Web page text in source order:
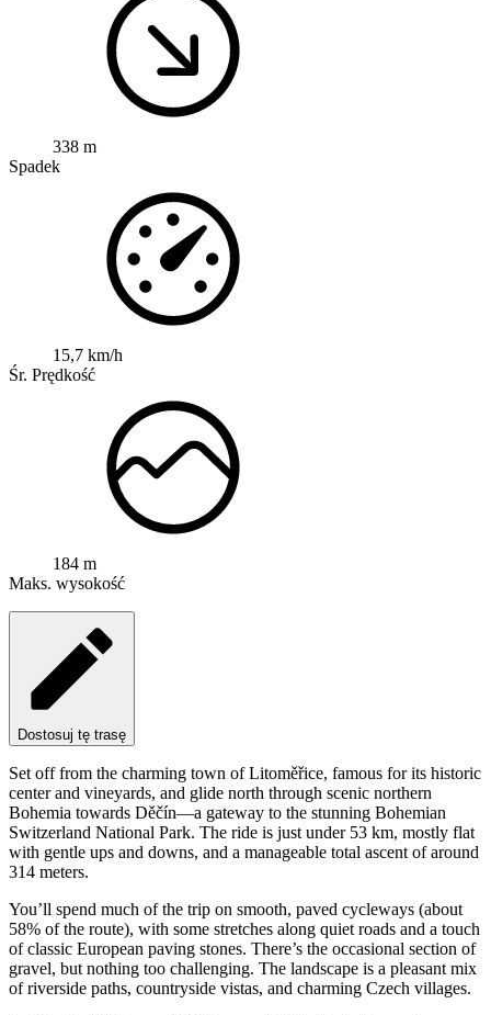
338 m
Spadek
15,7 km/h
Śr. Prędkość
184 m
Maks. wysokość
Dostosuj tę trasę
Set off from the charming town of Litoměřice, famous for its historic
center and vineyards, and glide north through scenic northern
Bohemia towards Děčín—a gateway to the stunning Bohemian
Switzerland National Park. The ride is just under 53 km, mostly flat
with gentle ups and downs, and a manageable total ascent of around
314 meters.
You’ll spend much of the trip on smooth, paved cycleways (about
58% of the route), with some stretches along quiet roads and a touch
of classic European paving stones. There’s the occasional section of
gravel, but nothing too challenging. The landscape is a pleasant mix
of riverside paths, countryside vistas, and charming Czech villages.